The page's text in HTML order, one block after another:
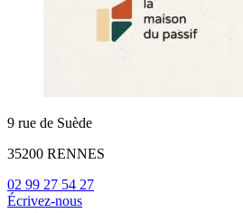
9 rue de Suède
35200 RENNES
02 99 27 54 27
Écrivez-nous